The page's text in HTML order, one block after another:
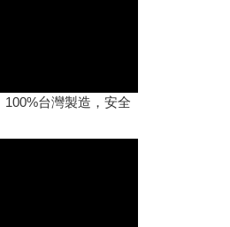
100%台灣製造，安全